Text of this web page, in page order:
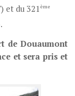
et du 321 ème
de Douaumont
et sera pris et